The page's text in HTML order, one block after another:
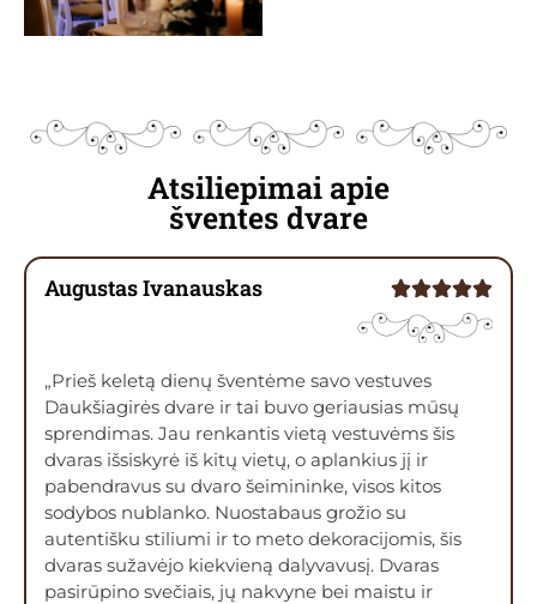
Atsiliepimai apie
šventes dvare
Augustas Ivanauskas
„Prieš keletą dienų šventėme savo vestuves
Daukšiagirės dvare ir tai buvo geriausias mūsų
sprendimas. Jau renkantis vietą vestuvėms šis
dvaras išsiskyrė iš kitų vietų, o aplankius jį ir
pabendravus su dvaro šeimininke, visos kitos
sodybos nublanko. Nuostabaus grožio su
autentišku stiliumi ir to meto dekoracijomis, šis
dvaras sužavėjo kiekvieną dalyvavusį. Dvaras
pasirūpino svečiais, jų nakvyne bei maistu ir